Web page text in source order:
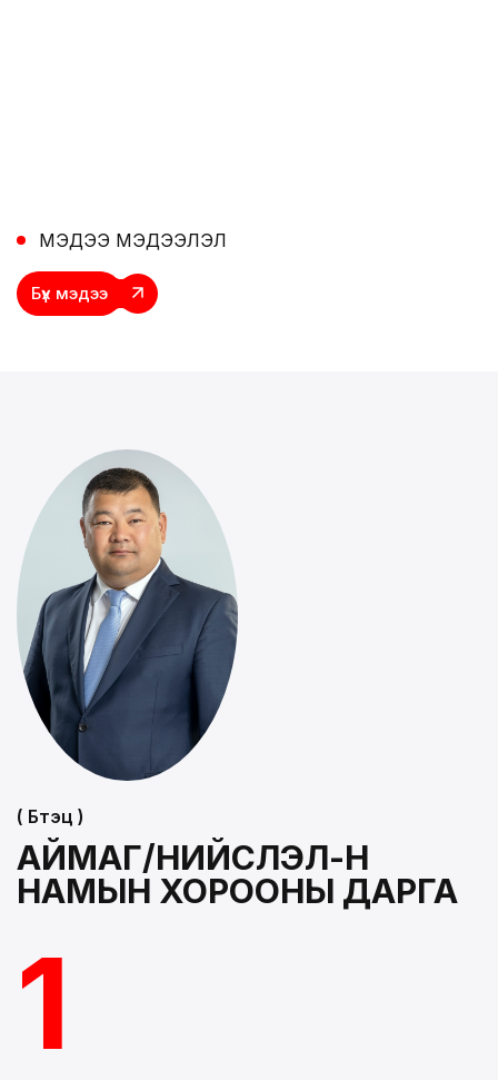
МЭДЭЭ МЭДЭЭЛЭЛ
Бүх мэдээ
( Бүтэц )
АЙМАГ/НИЙСЛЭЛ-Н
НАМЫН ХОРООНЫ ДАРГА
1